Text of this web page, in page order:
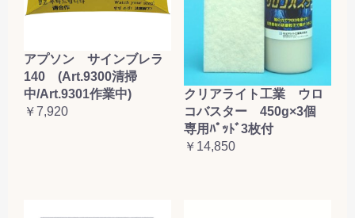
アプソン サインブレラ
140 (Art.9300清掃
中/Art.9301作業中)
￥7,920
クリアライト工業 ウロ
コバスター 450g×3個
専用ﾊﾟｯﾄﾞ3枚付
￥14,850